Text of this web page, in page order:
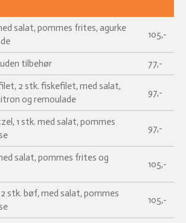
salat, pommes frites, agurke
105,-
tilbehør 77,-
2 stk. fiskefilet, med salat,
og remoulade
97,-
1 stk. med salat, pommes
97,-
salat, pommes frites og
105,-
stk. bøf, med salat, pommes
105,-